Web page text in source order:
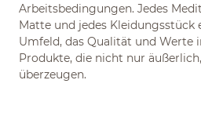
Arbeitsbedingungen. Jedes
Matte und jedes Kleidungsstück
Umfeld, das Qualität und Werte
Produkte, die nicht nur
überzeugen.